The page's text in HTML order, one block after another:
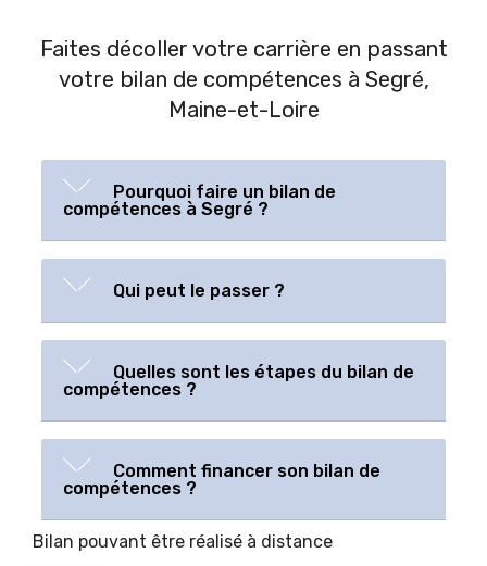
Faites décoller votre carrière en passant
votre bilan de compétences à Segré,
Maine-et-Loire
Pourquoi faire un bilan de
compétences à Segré ?
Qui peut le passer ?
Quelles sont les étapes du bilan de
compétences ?
Comment financer son bilan de
compétences ?
Bilan pouvant être réalisé à distance